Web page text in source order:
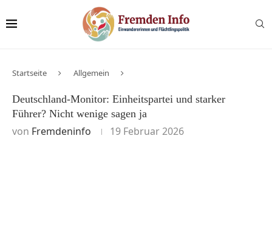
Startseite Allgemein
Deutschland-Monitor: Einheitspartei und starker
Führer? Nicht wenige sagen ja
von Fremdeninfo 19 Februar 2026